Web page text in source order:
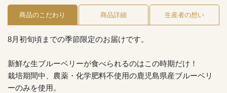
商品のこだわり 商品詳細 生産者の想い
8月初旬頃までの季節限定のお届けです。
新鮮な生ブルーベリーが食べられるのはこの時期だけ！
栽培期間中、農薬・化学肥料不使用の鹿児島県産ブルーベリ
ーのみを使用。